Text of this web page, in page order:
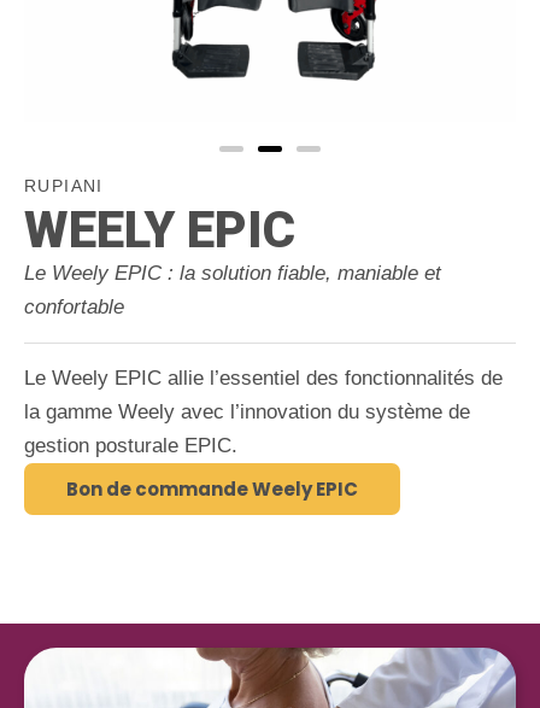
RUPIANI
WEELY EPIC
Le Weely EPIC : la solution fiable, maniable et
confortable
Le Weely EPIC allie l’essentiel des fonctionnalités de
la gamme Weely avec l’innovation du système de
gestion posturale EPIC.
Bon de commande Weely EPIC